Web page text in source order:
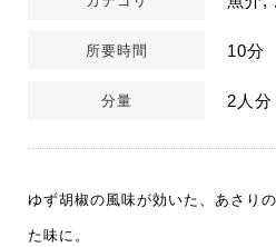
所要時間 10分
分量 2人分
ゆず胡椒の風味が効いた、あさり
た味に。